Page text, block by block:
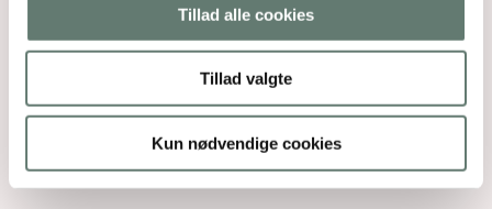
Tillad alle cookies
Tillad valgte
Kun nødvendige cookies